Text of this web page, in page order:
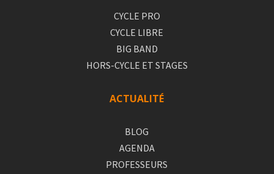
CYCLE PRO
CYCLE LIBRE
BIG BAND
HORS-CYCLE ET STAGES
ACTUALITÉ
BLOG
AGENDA
PROFESSEURS